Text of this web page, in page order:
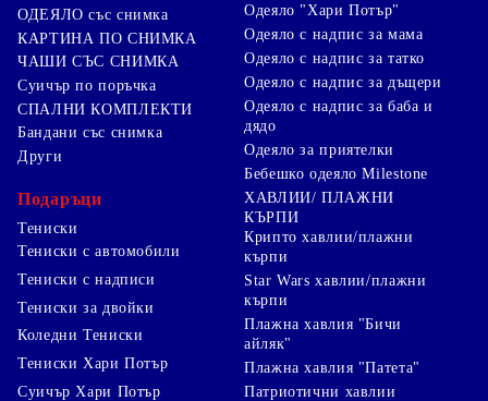
ОДЕЯЛО със снимка
КАРТИНА ПО СНИМКА
ЧАШИ СЪС СНИМКА
Суичър по поръчка
СПАЛНИ КОМПЛЕКТИ
Бандани със снимка
Други
Подаръци
Тениски
Тениски с автомобили
Тениски с надписи
Тениски за двойки
Коледни Тениски
Тениски Хари Потър
Суичър Хари Потър
Одеяло "Хари Потър"
Одеяло с надпис за мама
Одеяло с надпис за татко
Одеяло с надпис за дъщери
Одеяло с надпис за баба и
дядо
Одеяло за приятелки
Бебешко одеяло Milestone
ХАВЛИИ/ ПЛАЖНИ
КЪРПИ
Крипто хавлии/плажни
кърпи
Star Wars хавлии/плажни
кърпи
Плажна хавлия "Бичи
айляк"
Плажна хавлия "Патета"
Патриотични хавлии